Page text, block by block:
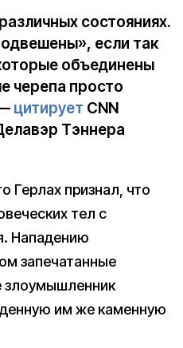
состояниях.
если так
объединены
черепа просто
цитирует CNN
Тэннера
Герлах признал, что
тел с
Нападению
запечатанные
злоумышленник
им же каменную